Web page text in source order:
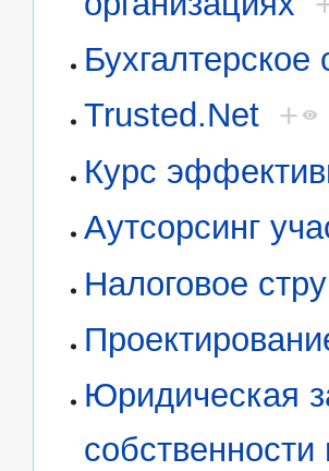
Trusted.Net +
Курс
Аутсорсинг
Налоговое
Юридическая